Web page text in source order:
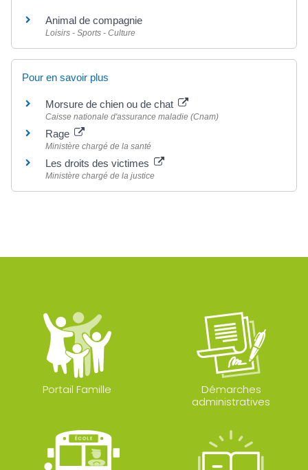
Animal de compagnie
Loisirs - Sports - Culture
Pour en savoir plus
Morsure de chien ou de chat
Caisse nationale d'assurance maladie (Cnam)
Rage
Ministère chargé de la santé
Les droits des victimes
Ministère chargé de la justice
Portail Famille
Démarches
administratives